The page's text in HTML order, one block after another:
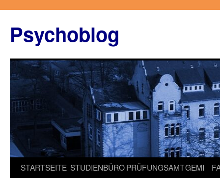
springen
Psychoblog
STARTSEITE STUDIENBÜROPRÜFUNGSAMTGEMI